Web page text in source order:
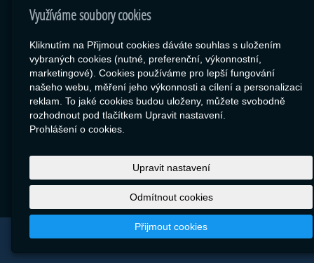
Blizzard
Box
Export zboží
RSS
SEO Rozcestník
Libor Jiránek DE BUREAU
Využíváme soubory cookies
Kliknutím na Přijmout cookies dáváte souhlas s uložením
vybraných cookies (nutné, preferenční, výkonnostní,
marketingové). Cookies používáme pro lepší fungování
našeho webu, měření jeho výkonnosti a cílení a personalizaci
reklam. To jaké cookies budou uloženy, můžete svobodně
rozhodnout pod tlačítkem Upravit nastavení.
Prohlášení o cookies.
Upravit nastavení
Odmítnout cookies
Přijmout cookies